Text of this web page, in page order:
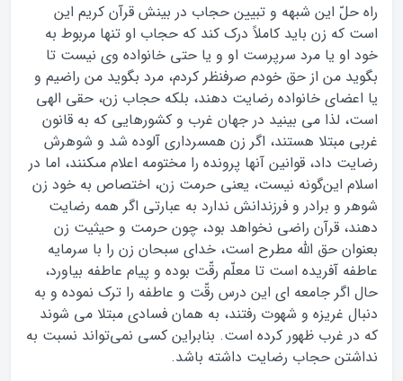
‎راه حلّ این شبهه و تبیین حجاب در بینش قرآن کریم این
است که زن باید کاملاً درک کند که حجاب او تنها ‏مربوط به
خود او یا مرد سرپرست او و یا حتی خانواده وی نیست تا
بگوید من از حق خودم صرف‏نظر کردم، مرد بگوید ‏من راضیم و
یا اعضاى خانواده رضایت دهند، بلکه حجاب زن، حقى الهى
است، ‏لذا مى‏ بینید در جهان غرب و کشورهایى که به قانون
غربى مبتلا هستند، اگر زن همسردارى آلوده شد و ‏شوهرش
رضایت داد، قوانین آنها پرونده را مختومه اعلام مى‏کنند، اما در
اسلام این‌گونه نیست، یعنی حرمت زن،‏ اختصاص به خود زن
شوهر و برادر و فرزندانش ندارد به عبارتی اگر همه رضایت
دهند، قرآن ‏راضى نخواهد بود، چون حرمت و حیثیت زن
بعنوان حق ‏اللَّه مطرح است، خداى سبحان زن را با سرمایه
‏عاطفه آفریده است تا معلّم رقّت بوده و پیام عاطفه بیاورد،
حال اگر جامعه‏ اى این درس رقّت و عاطفه را ترک نموده و به
‏دنبال غریزه و شهوت رفتند، به همان فسادى مبتلا مى‏ شوند
که در غرب ظهور کرده است. بنابراین کسى نمی‌تواند نسبت به
نداشتن حجاب رضایت داشته باشد.